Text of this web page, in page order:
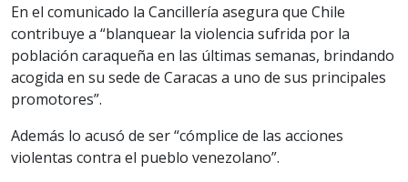
En el comunicado la Cancillería asegura que Chile
contribuye a “blanquear la violencia sufrida por la
población caraqueña en las últimas semanas, brindando
acogida en su sede de Caracas a uno de sus principales
promotores”.
Además lo acusó de ser “cómplice de las acciones
violentas contra el pueblo venezolano”.